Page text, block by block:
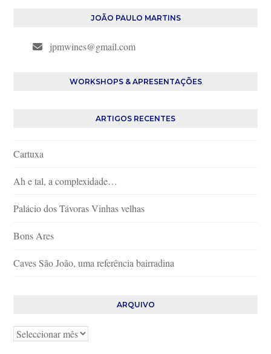
JOÃO PAULO MARTINS
jpmwines@gmail.com
WORKSHOPS & APRESENTAÇÕES
ARTIGOS RECENTES
Cartuxa
Ah e tal, a complexidade…
Palácio dos Távoras Vinhas velhas
Bons Ares
Caves São João, uma referência bairradina
ARQUIVO
Arquivo